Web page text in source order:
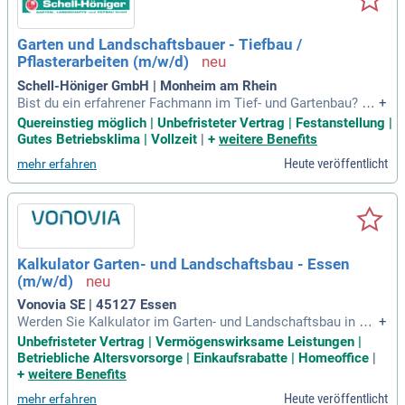
d Grünflächen durch, inklusive fachgerechter Schnittarbeite
n. Eine abgeschlossene Ausbildung als Gärtner und der sich
ere Umgang mit Maschinen im Gartenbau sind Voraussetzu
ng.
Garten und Landschaftsbauer - Tiefbau /
Pflasterarbeiten (m/w/d)
Schell-Höniger GmbH | Monheim am Rhein
Bist du ein erfahrener Fachmann im Tief- und Gartenbau? Sc
hließe dich unserem innovativen Team an und übernimm Ve
rantwortung für spannende Projekte im Garten- und Landsch
Planung und Umsetzung einbringen und sichtbare Resultate
erzielen, die das Stadtbild aufwerten. Eigenständiges Arbeit
en gehört genauso zu deinen Aufgaben wie die regelmäßige
Zusammenarbeit im Team. Beherrsche den Umgang mit Pfl
anzen, Maschinen und Baustellenmanagement, während du
Außenanlagen und befestigte Flächen erstellst. Nutze deine
Fähigkeiten, um nachhaltig begeisternde Ergebnisse zu erzi
elen und bewirb dich noch heute!
+
Quereinstieg möglich | Unbefristeter Vertrag | Festanstellung |
Gutes Betriebsklima | Vollzeit | + weitere Benefits
mehr erfahren Heute veröffentlicht
Kalkulator Garten- und Landschaftsbau - Essen
(m/w/d)
Vonovia SE | 45127 Essen
Werden Sie Kalkulator im Garten- und Landschaftsbau in Es
sen (m/w/d) und profitieren Sie von einem unbefristeten Arb
eitsvertrag in einem zukunftssicheren Unternehmen. Wir bie
ten ein attraktives Festgehalt, flexible Arbeitszeiten und zus
+
Unbefristeter Vertrag | Vermögenswirksame Leistungen |
Betriebliche Altersvorsorge | Einkaufsrabatte | Homeoffice |
+ weitere Benefits
mehr erfahren Heute veröffentlicht